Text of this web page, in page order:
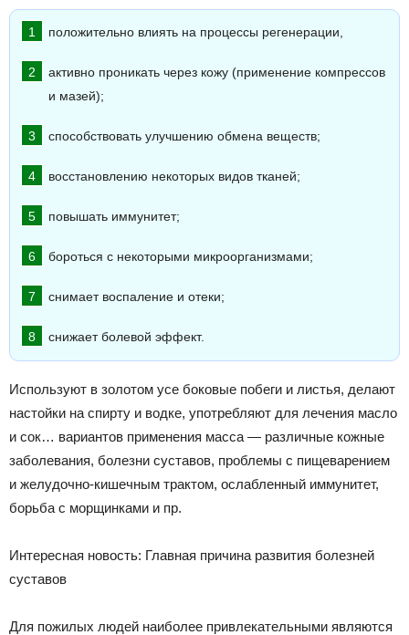
положительно влиять на процессы регенерации,
активно проникать через кожу (применение компрессов
и мазей);
способствовать улучшению обмена веществ;
восстановлению некоторых видов тканей;
повышать иммунитет;
бороться с некоторыми микроорганизмами;
снимает воспаление и отеки;
снижает болевой эффект.
Используют в золотом усе боковые побеги и листья, делают
настойки на спирту и водке, употребляют для лечения масло
и сок… вариантов применения масса — различные кожные
заболевания, болезни суставов, проблемы с пищеварением
и желудочно-кишечным трактом, ослабленный иммунитет,
борьба с морщинками и пр.
Интересная новость: Главная причина развития болезней
суставов
Для пожилых людей наиболее привлекательными являются